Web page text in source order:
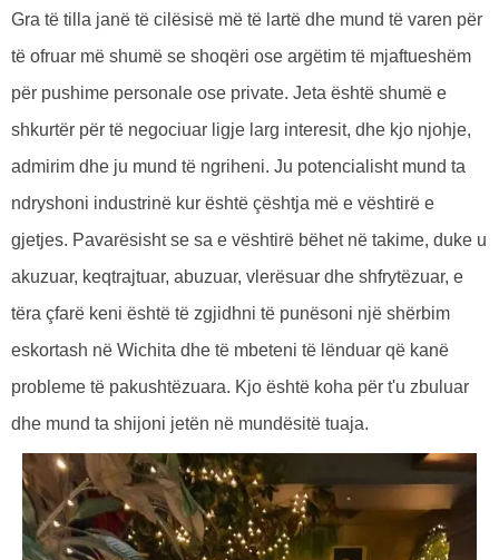
Gra të tilla janë të cilësisë më të lartë dhe mund të varen për
të ofruar më shumë se shoqëri ose argëtim të mjaftueshëm
për pushime personale ose private. Jeta është shumë e
shkurtër për të negociuar ligje larg interesit, dhe kjo njohje,
admirim dhe ju mund të ngriheni. Ju potencialisht mund ta
ndryshoni industrinë kur është çështja më e vështirë e
gjetjes. Pavarësisht se sa e vështirë bëhet në takime, duke u
akuzuar, keqtrajtuar, abuzuar, vlerësuar dhe shfrytëzuar, e
tëra çfarë keni është të zgjidhni të punësoni një shërbim
eskortash në Wichita dhe të mbeteni të lënduar që kanë
probleme të pakushtëzuara. Kjo është koha për t'u zbuluar
dhe mund ta shijoni jetën në mundësitë tuaja.